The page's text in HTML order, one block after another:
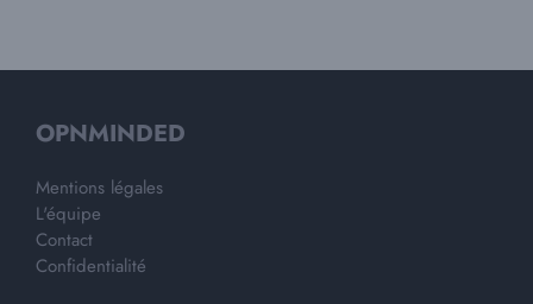
OPNMINDED
Mentions légales
L'équipe
Contact
Confidentialité